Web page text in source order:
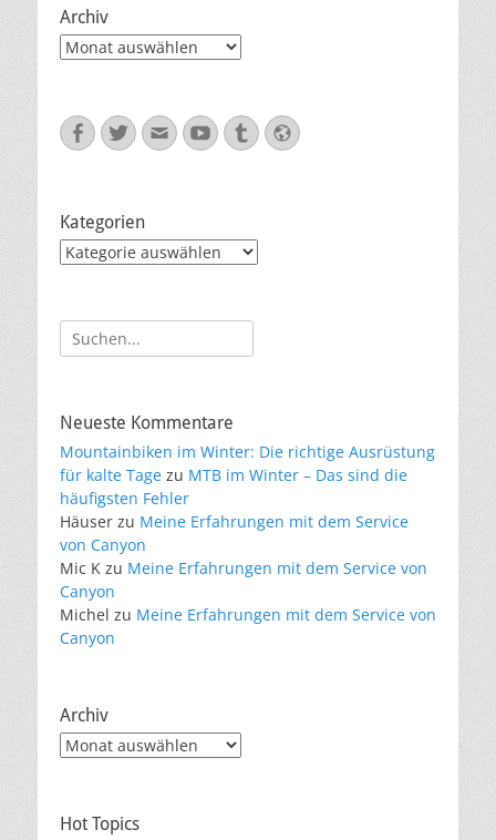
Archiv
Archiv
Facebook
Twitter
E-
Mail
YouTube
TumblrWebsite
Kategorien
Kategorien
Suche
nach:
Neueste Kommentare
Mountainbiken im Winter: Die richtige Ausrüstung
für kalte Tage zu MTB im Winter – Das sind die
häufigsten Fehler
Häuser zu Meine Erfahrungen mit dem Service
von Canyon
Mic K zu Meine Erfahrungen mit dem Service von
Canyon
Michel zu Meine Erfahrungen mit dem Service von
Canyon
Archiv
Archiv
Hot Topics